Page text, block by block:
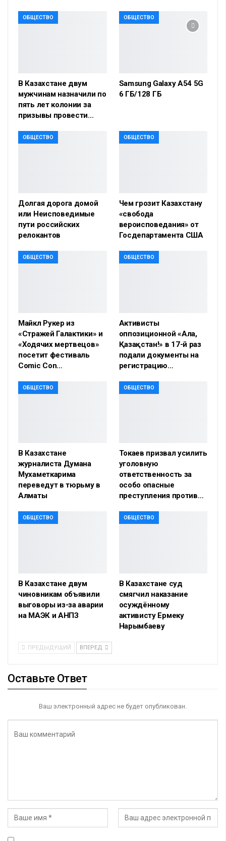
ОБЩЕСТВО
В Казахстане двум
мужчинам назначили по
пять лет колонии за
призывы провести…
ОБЩЕСТВО
Samsung Galaxy A54 5G
6 ГБ/128 ГБ
ОБЩЕСТВО
Долгая дорога домой
или Неисповедимые
пути российских
релокантов
ОБЩЕСТВО
Чем грозит Казахстану
«свобода
вероисповедания» от
Госдепартамента США
ОБЩЕСТВО
Майкл Рукер из
«Стражей Галактики» и
«Ходячих мертвецов»
посетит фестиваль
Comic Con…
ОБЩЕСТВО
Активисты
оппозиционной «Алға,
Қазақстан!» в 17-й раз
подали документы на
регистрацию…
ОБЩЕСТВО
В Казахстане
журналиста Думана
Мухаметкарима
переведут в тюрьму в
Алматы
ОБЩЕСТВО
Токаев призвал усилить
уголовную
ответственность за
особо опасные
преступления против…
ОБЩЕСТВО
В Казахстане двум
чиновникам объявили
выговоры из-за аварии
на МАЭК и АНПЗ
ОБЩЕСТВО
В Казахстане суд
смягчил наказание
осуждённому
активисту Ермеку
Нарымбаеву
ПРЕДЫДУЩИЙ ВПЕРЕД
Оставьте Ответ
Ваш электронный адрес не будет опубликован.